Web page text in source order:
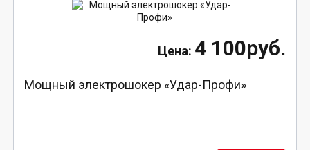
4 100руб.
Мощный электрошокер «Удар-Профи»